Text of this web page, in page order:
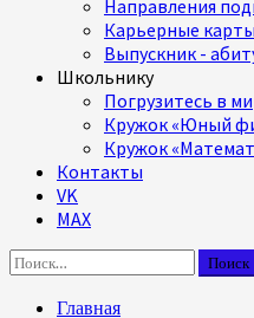
Направления
Карьерные
Выпускник -
Школьнику
Погрузитесь в
Кружок «Юный
Кружок
Контакты
VK
MAX
Найти:
Главная